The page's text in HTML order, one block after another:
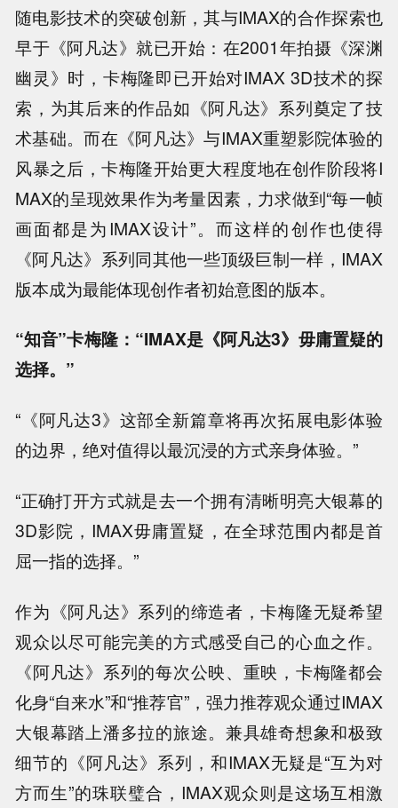
随电影技术的突破创新，其与IMAX的合作探索也
早于《阿凡达》就已开始：在2001年拍摄《深渊
幽灵》时，卡梅隆即已开始对IMAX 3D技术的探
索，为其后来的作品如《阿凡达》系列奠定了技
术基础。而在《阿凡达》与IMAX重塑影院体验的
风暴之后，卡梅隆开始更大程度地在创作阶段将I
MAX的呈现效果作为考量因素，力求做到“每一帧
画面都是为IMAX设计”。而这样的创作也使得
《阿凡达》系列同其他一些顶级巨制一样，IMAX
版本成为最能体现创作者初始意图的版本。
“知音”卡梅隆：“IMAX是《阿凡达3》毋庸置疑的
选择。”
“《阿凡达3》这部全新篇章将再次拓展电影体验
的边界，绝对值得以最沉浸的方式亲身体验。”
“正确打开方式就是去一个拥有清晰明亮大银幕的
3D影院，IMAX毋庸置疑，在全球范围内都是首
屈一指的选择。”
作为《阿凡达》系列的缔造者，卡梅隆无疑希望
观众以尽可能完美的方式感受自己的心血之作。
《阿凡达》系列的每次公映、重映，卡梅隆都会
化身“自来水”和“推荐官”，强力推荐观众通过IMAX
大银幕踏上潘多拉的旅途。兼具雄奇想象和极致
细节的《阿凡达》系列，和IMAX无疑是“互为对
方而生”的珠联璧合，IMAX观众则是这场互相激